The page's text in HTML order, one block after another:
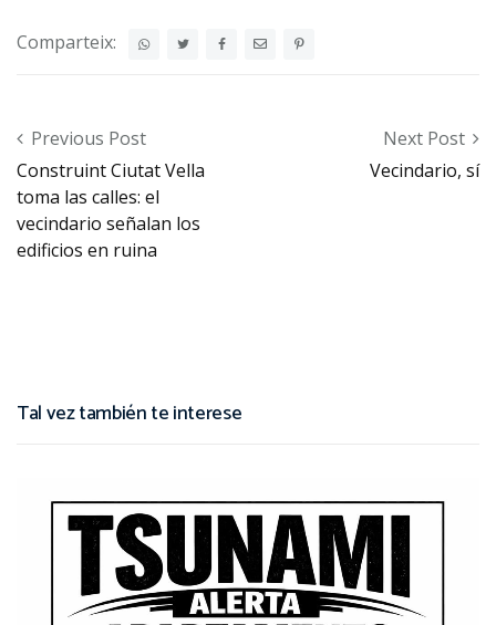
Comparteix:
Post navigation
Previous Post
Construint Ciutat Vella
toma las calles: el
vecindario señalan los
edificios en ruina
Next Post
Vecindario, sí
Tal vez también te interese